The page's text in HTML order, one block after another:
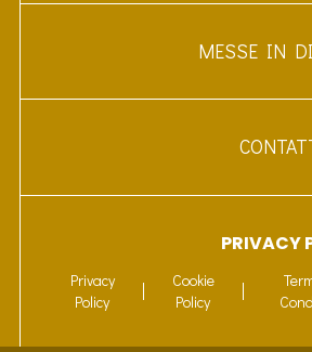
MESSE IN
PRIVACY
Privacy
Policy
Cookie
Policy